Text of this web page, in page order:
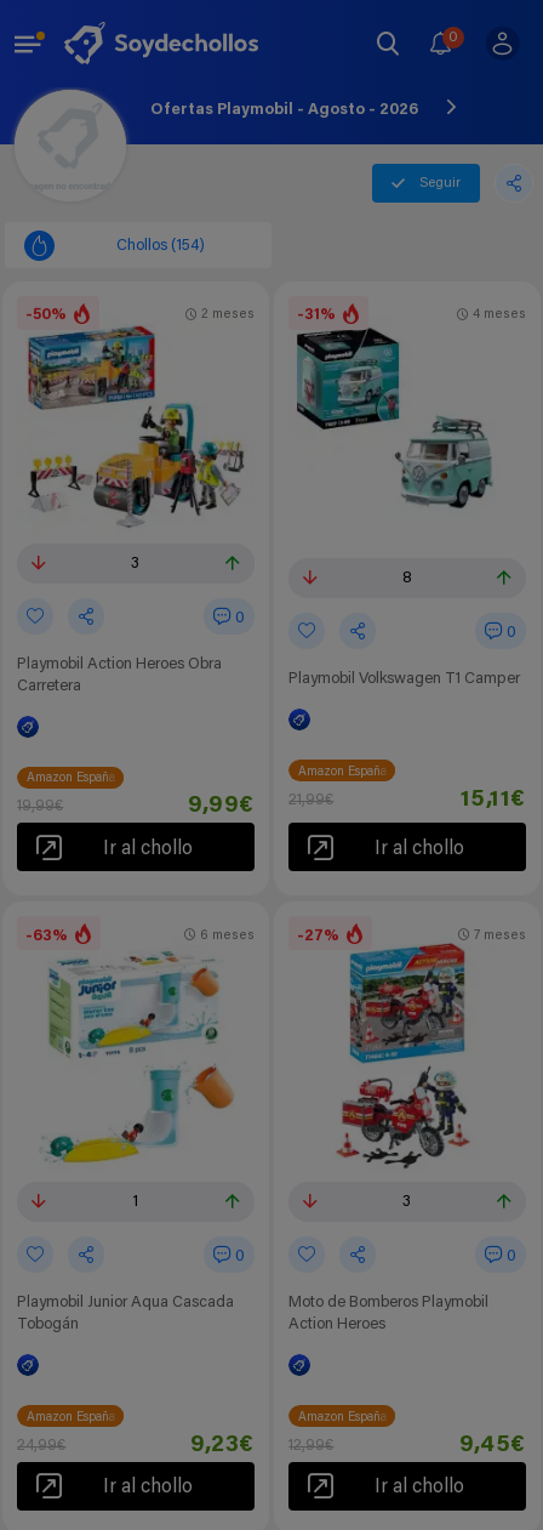
0
Ofertas Playmobil - Agosto - 2026
Seguir
Chollos (154)
-50%
3
0
Playmobil Action Heroes Obra
Carretera
2 meses
Amazon España
19,99€ 9,99€
Ir al chollo
-31%
8
0
Playmobil Volkswagen T1 Camper
4 meses
Amazon España
21,99€ 15,11€
Ir al chollo
-63%
1
0
Playmobil Junior Aqua Cascada
Tobogán
6 meses
Amazon España
24,99€ 9,23€
Ir al chollo
-27%
3
0
Moto de Bomberos Playmobil
Action Heroes
7 meses
Amazon España
12,99€ 9,45€
Ir al chollo